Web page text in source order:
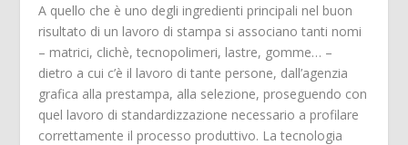
A quello che è uno degli ingredienti principali nel buon
risultato di un lavoro di stampa si associano tanti nomi
– matrici, clichè, tecnopolimeri, lastre, gomme… –
dietro a cui c’è il lavoro di tante persone, dall’agenzia
grafica alla prestampa, alla selezione, proseguendo con
quel lavoro di standardizzazione necessario a profilare
correttamente il processo produttivo. La tecnologia